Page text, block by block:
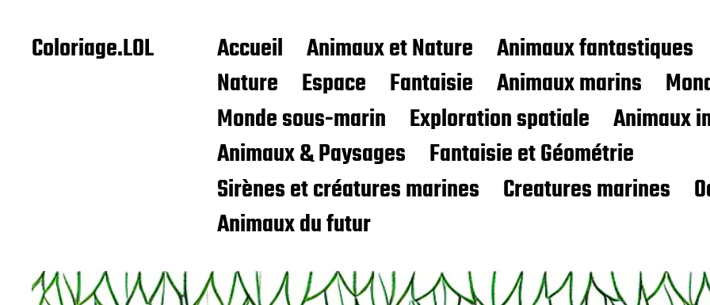
Coloriage.LOL Accueil Animaux et Nature Animaux fantastiques
Nature
Espace Fantaisie Animaux marins
Monde sous-marin
Exploration spatiale
Animaux
Animaux & Paysages
Fantaisie et Géométrie
Sirènes et créatures marines
Creatures marines
Animaux du futur